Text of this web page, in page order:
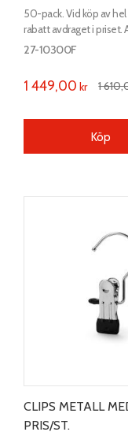
50-pack. Vid köp av
rabatt avdraget i priset.
kavaj. Längd 450 mm. 5
27-10300F
1 449,00 kr 1
Köp
CLIPS METALL
PRIS/ST.